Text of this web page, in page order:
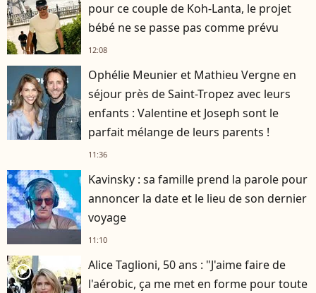
pour ce couple de Koh-Lanta, le projet
bébé ne se passe pas comme prévu
12:08
Ophélie Meunier et Mathieu Vergne en
séjour près de Saint-Tropez avec leurs
enfants : Valentine et Joseph sont le
parfait mélange de leurs parents !
11:36
Kavinsky : sa famille prend la parole pour
annoncer la date et le lieu de son dernier
voyage
11:10
player2
Alice Taglioni, 50 ans : "J'aime faire de
l'aérobic, ça me met en forme pour toute